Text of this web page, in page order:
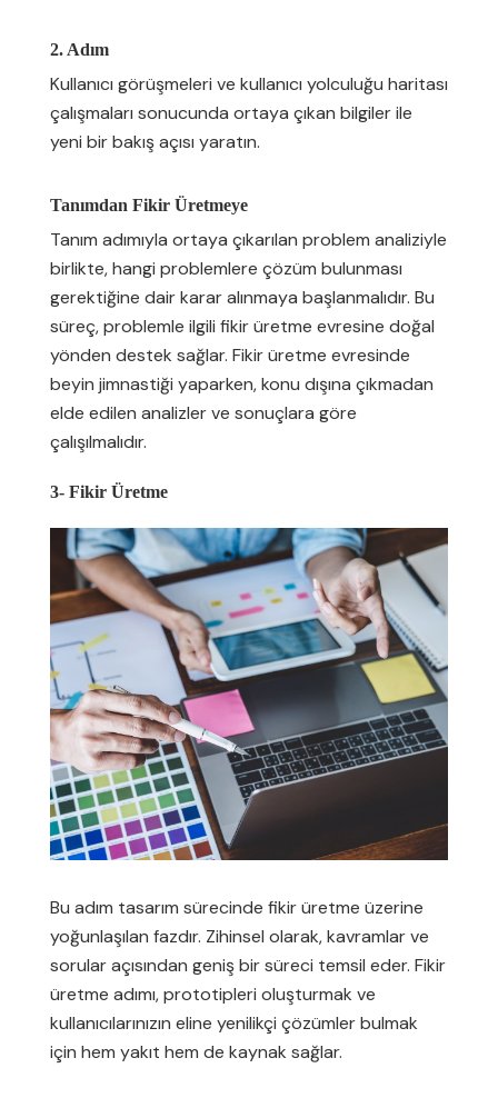
2. Adım
Kullanıcı görüşmeleri ve kullanıcı yolculuğu haritası
çalışmaları sonucunda ortaya çıkan bilgiler ile
yeni bir bakış açısı yaratın.
Tanımdan Fikir Üretmeye
Tanım adımıyla ortaya çıkarılan problem analiziyle
birlikte, hangi problemlere çözüm bulunması
gerektiğine dair karar alınmaya başlanmalıdır. Bu
süreç, problemle ilgili fikir üretme evresine doğal
yönden destek sağlar. Fikir üretme evresinde
beyin jimnastiği yaparken, konu dışına çıkmadan
elde edilen analizler ve sonuçlara göre
çalışılmalıdır.
3- Fikir Üretme
Bu adım tasarım sürecinde fikir üretme üzerine
yoğunlaşılan fazdır. Zihinsel olarak, kavramlar ve
sorular açısından geniş bir süreci temsil eder. Fikir
üretme adımı, prototipleri oluşturmak ve
kullanıcılarınızın eline yenilikçi çözümler bulmak
için hem yakıt hem de kaynak sağlar.